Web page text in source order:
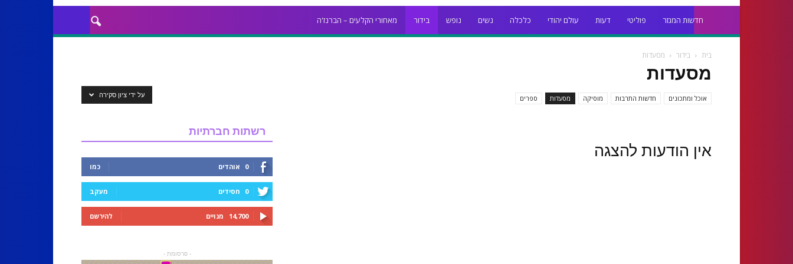
חדשות המגזר פוליטי דעות עולם יהודי כלכלה נשים נופש בידור מאחורי הקלעים – הברנז'ה
בית בידור מסעדות
מסעדות
אוכל ומתכונים חדשות התרבות מוסיקה מסעדות ספרים על ידי ציון סקירה
אין הודעות להצגה
רשתות חברתיות
0 אוהדים כמו
0 חסידים מעקב
14,700 מנויים להירשם
- פרסומת -